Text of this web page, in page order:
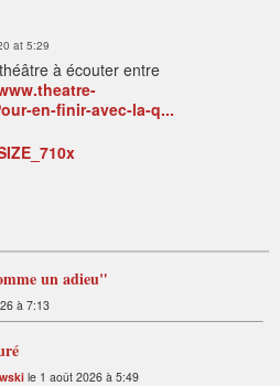
at 5:29
à écouter entre
en-finir-avec-la-q...
un adieu"
à 7:13
le 1 août 2026 à 5:49